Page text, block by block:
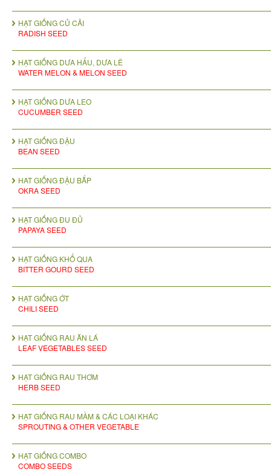
HẠT GIỐNG CỦ CẢI
RADISH SEED
HẠT GIỐNG DƯA HẤU, DƯA LÊ
WATER MELON & MELON SEED
HẠT GIỐNG DƯA LEO
CUCUMBER SEED
HẠT GIỐNG ĐẬU
BEAN SEED
HAT GIỐNG ĐẬU BẮP
OKRA SEED
HẠT GIỐNG ĐU ĐỦ
PAPAYA SEED
HẠT GIỐNG KHỔ QUA
BITTER GOURD SEED
HẠT GIỐNG ỚT
CHILI SEED
HẠT GIỐNG RAU ĂN LÁ
LEAF VEGETABLES SEED
HẠT GIỐNG RAU THƠM
HERB SEED
HẠT GIỐNG RAU MẦM & CÁC LOẠI KHÁC
SPROUTING & OTHER VEGETABLE
HẠT GIỐNG COMBO
COMBO SEEDS